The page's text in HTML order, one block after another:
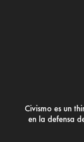
Civismo es un
en la defensa